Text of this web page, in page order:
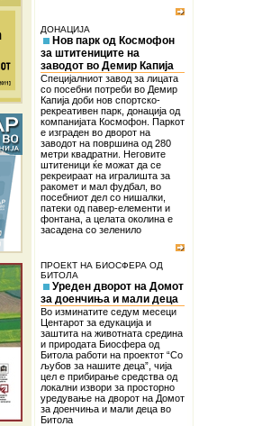
ДОНАЦИЈА
Нов парк од Космофон
за штитениците на
заводот во Демир Капија
Специјалниот завод за лицата
со посебни потреби во Демир
Капија доби нов спортско-
рекреативен парк, донација од
компанијата Космофон. Паркот
е изграден во дворот на
заводот на површина од 280
метри квадратни. Неговите
штитеници ќе можат да се
рекреираат на игралишта за
ракомет и мал фудбал, во
посебниот дел со нишалки,
патеки од павер-елементи и
фонтана, а целата околина е
засадена со зеленило
ПРОЕКТ НА БИОСФЕРА ОД
БИТОЛА
Уреден дворот на Домот
за доенчиња и мали деца
Во изминатите седум месеци
Центарот за едукација и
заштита на животната средина
и природата Биосфера од
Битола работи на проектот “Со
љубов за нашите деца”, чија
цел е прибирање средства од
локални извори за просторно
уредување на дворот на Домот
за доенчиња и мали деца во
Битола